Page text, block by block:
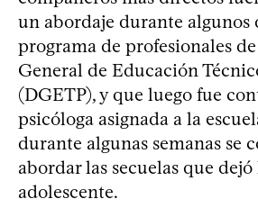
un abordaje durante algunos
programa de profesionales
General de Educación
(DGETP), y que luego fue
psicóloga asignada a la
durante algunas semanas se
abordar las secuelas que
adolescente.